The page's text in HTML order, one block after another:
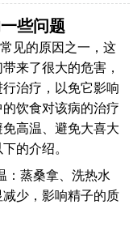
些问题
见的原因之一，这
来了很大的危害，
治疗，以免它影响
饮食对该病的治疗
高温、避免大喜大
的介绍。
：蒸桑拿、洗热水
少，影响精子的质